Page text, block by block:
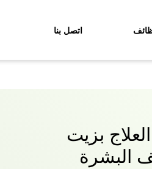
اتصل بنا
بزيت
البشرة